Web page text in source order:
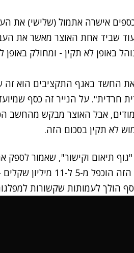
אישרה אתמול (שלישי) את
שביד אחת האוצר מאשר את
באופן לא תקין - ומחולק באופן
חרדית". על הנייר זה כסף
אבל האוצר מבקש מהחשב
לא תקין בסכום הזה.
תיאום וקישור", שאמור לספק
ברור למה היקף הסעיף הזה
הולך לעמותות שקשורות